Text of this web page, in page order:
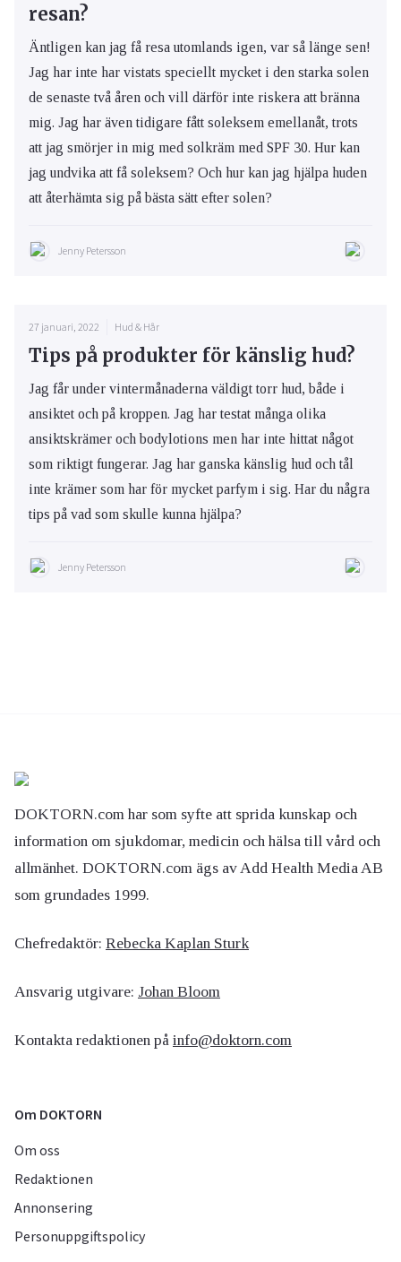
resan?
Äntligen kan jag få resa utomlands igen, var så länge sen!
Jag har inte har vistats speciellt mycket i den starka solen
de senaste två åren och vill därför inte riskera att bränna
mig. Jag har även tidigare fått soleksem emellanåt, trots
att jag smörjer in mig med solkräm med SPF 30. Hur kan
jag undvika att få soleksem? Och hur kan jag hjälpa huden
att återhämta sig på bästa sätt efter solen?
Jenny Petersson
27 januari, 2022 Hud & Hår
Tips på produkter för känslig hud?
Jag får under vintermånaderna väldigt torr hud, både i
ansiktet och på kroppen. Jag har testat många olika
ansiktskrämer och bodylotions men har inte hittat något
som riktigt fungerar. Jag har ganska känslig hud och tål
inte krämer som har för mycket parfym i sig. Har du några
tips på vad som skulle kunna hjälpa?
Jenny Petersson
DOKTORN.com har som syfte att sprida kunskap och
information om sjukdomar, medicin och hälsa till vård och
allmänhet. DOKTORN.com ägs av Add Health Media AB
som grundades 1999.
Chefredaktör: Rebecka Kaplan Sturk
Ansvarig utgivare: Johan Bloom
Kontakta redaktionen på info@doktorn.com
Om DOKTORN
Om oss
Redaktionen
Annonsering
Personuppgiftspolicy